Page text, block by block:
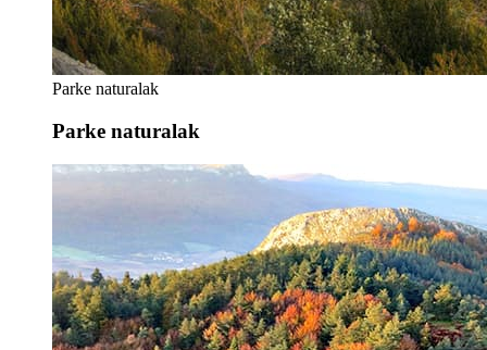
Parke naturalak
Parke naturalak